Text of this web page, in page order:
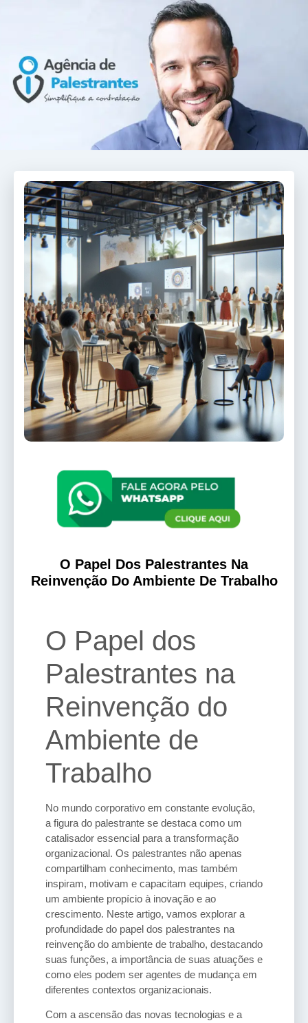
O Papel Dos Palestrantes Na
Reinvenção Do Ambiente De Trabalho
O Papel dos
Palestrantes na
Reinvenção do
Ambiente de
Trabalho
No mundo corporativo em constante evolução,
a figura do palestrante se destaca como um
catalisador essencial para a transformação
organizacional. Os palestrantes não apenas
compartilham conhecimento, mas também
inspiram, motivam e capacitam equipes, criando
um ambiente propício à inovação e ao
crescimento. Neste artigo, vamos explorar a
profundidade do papel dos palestrantes na
reinvenção do ambiente de trabalho, destacando
suas funções, a importância de suas atuações e
como eles podem ser agentes de mudança em
diferentes contextos organizacionais.
Com a ascensão das novas tecnologias e a